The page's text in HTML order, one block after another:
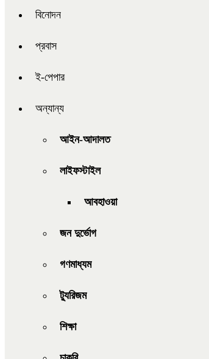
বিনোদন
প্রবাস
ই-পেপার
অন্যান্য
আইন-আদালত
লাইফস্টাইল
আবহাওয়া
জন দুর্ভোগ
গণমাধ্যম
ট্যুরিজম
শিক্ষা